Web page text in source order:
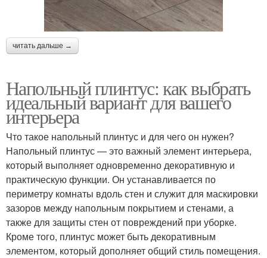
читать дальше →
Напольный плинтус: как выбрать
идеальный вариант для вашего
интерьера
Что такое напольный плинтус и для чего он нужен?
Напольный плинтус — это важный элемент интерьера,
который выполняет одновременно декоративную и
практическую функции. Он устанавливается по
периметру комнаты вдоль стен и служит для маскировки
зазоров между напольным покрытием и стенами, а
также для защиты стен от повреждений при уборке.
Кроме того, плинтус может быть декоративным
элементом, который дополняет общий стиль помещения.